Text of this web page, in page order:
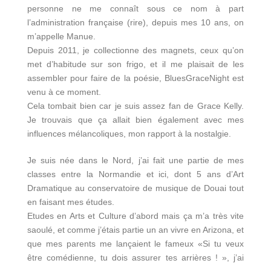
personne ne me connaît sous ce nom à part
l’administration française (rire), depuis mes 10 ans, on
m’appelle Manue.
Depuis 2011, je collectionne des magnets, ceux qu’on
met d’habitude sur son frigo, et il me plaisait de les
assembler pour faire de la poésie, BluesGraceNight est
venu à ce moment.
Cela tombait bien car je suis assez fan de Grace Kelly.
Je trouvais que ça allait bien également avec mes
influences mélancoliques, mon rapport à la nostalgie.
Je suis née dans le Nord, j’ai fait une partie de mes
classes entre la Normandie et ici, dont 5 ans d’Art
Dramatique au conservatoire de musique de Douai tout
en faisant mes études.
Etudes en Arts et Culture d’abord mais ça m’a très vite
saoulé, et comme j’étais partie un an vivre en Arizona, et
que mes parents me lançaient le fameux «Si tu veux
être comédienne, tu dois assurer tes arrières ! », j’ai